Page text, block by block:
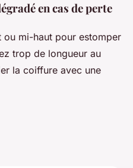
en cas de perte
ou mi-haut pour estomper
trop de longueur au
la coiffure avec une